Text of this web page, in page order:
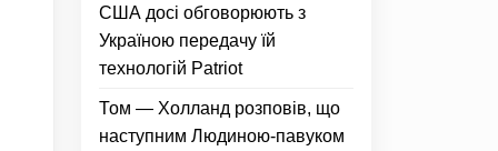
США досі обговорюють з
Україною передачу їй
технологій Patriot
Том — Холланд розповів, що
наступним Людиною-павуком